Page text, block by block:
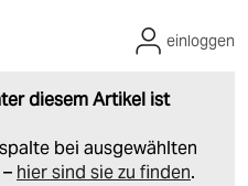
diesem Artikel ist
bei ausgewählten
hier sind sie zu finden.
einloggen